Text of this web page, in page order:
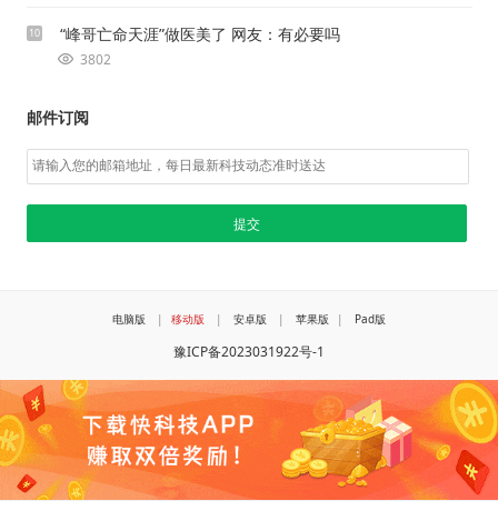
10 “峰哥亡命天涯”做医美了 网友：有必要吗
3802
邮件订阅
电脑版 | 移动版 | 安卓版 | 苹果版 | Pad版
豫ICP备2023031922号-1